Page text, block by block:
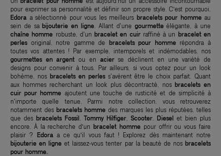
pour exprimer sa personnalité et définir son propre style. C’est pourquoi,
Edora a sélectionné pour vous les meilleurs bracelets pour homme au
sein de sabijouterie en ligne . Allant d'une gourmetteélégante, à une
chaîne homme robuste, d'unbracelet en cuirraffiné à un bracelet en
perles original, notre gamme de bracelets pour hommerépondra à
toutes vos attentes ! Par exemple, intemporels et indémodables, nos
gourmettes en argentou en acierse déclinent en une variété de
designs pour convenir à tous. Par ailleurs, si vous optez pour un look
bohème, nos bracelets en perless'avèrent être le choix parfait. Quant
aux hommes recherchant un look plus décontracté, nosbracelets en
cuir pour homme ajoutent une touche de rusticité et de simplicité à
n'importe quelle tenue. Parmi notre collection, vous retrouverez
notamment des bracelets homme des marques les plus réputées, telles
que des bracelets Fossil Tommy Hilfiger Scooter Diesel et bien plus
encore. À la recherche d’unbracelet hommepour offrir ou vous faire
plaisir ? Edoraa ce qu’il vous faut ! Explorez dès maintenant notre
bijouterie en ligneet laissez-vous tenter par la beauté de nosbracelets
pour homme.